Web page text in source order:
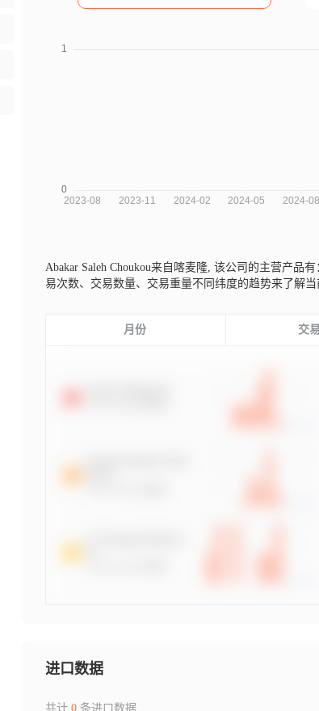
Abakar Saleh Choukou来自喀麦隆, 该公司的主营产品有
易次数、交易数量、交易重量不同纬度的趋势来了解当
月份 交
进口数据
共计 0条进口数据